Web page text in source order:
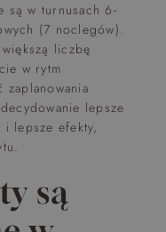
są w turnusach 6-
(7 noclegów).
liczbę
w rytm
zaplanowania
lepsze
i lepsze efekty,
są